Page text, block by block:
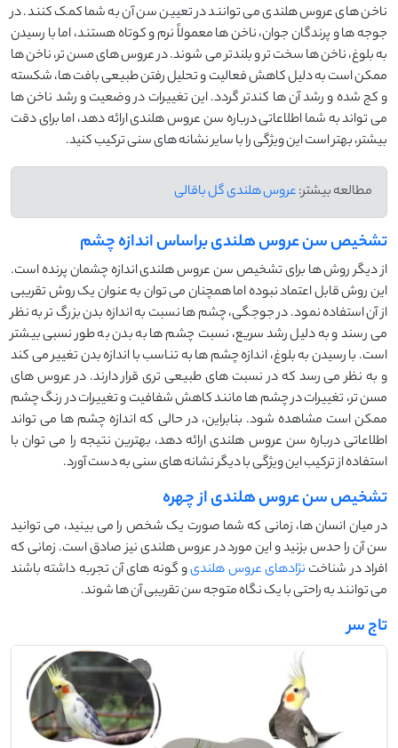
ناخن ‌های عروس هلندی می ‌توانند در تعیین سن آن به شما کمک کنند. در
جوجه ‌ها و پرندگان جوان، ناخن ‌ها معمولاً نرم و کوتاه هستند، اما با رسیدن
به بلوغ، ناخن ‌ها سخت ‌تر و بلندتر می ‌شوند. در عروس‌ های مسن‌ تر، ناخن ‌ها
ممکن است به دلیل کاهش فعالیت و تحلیل رفتن طبیعی بافت ‌ها، شکسته
و کج شده و رشد آن‌ ها کندتر گردد. این تغییرات در وضعیت و رشد ناخن‌ ها
می ‌تواند به شما اطلاعاتی درباره سن عروس هلندی ارائه دهد، اما برای دقت
بیشتر، بهتر است این ویژگی را با سایر نشانه‌ های سنی ترکیب کنید.
مطالعه بیشتر:عروس هلندی گل باقالی
تشخیص سن عروس هلندی براساس اندازه چشم
از دیگر روش ها برای تشخیص سن عروس هلندی اندازه چشمان پرنده است.
این روش قابل اعتماد نبوده اما همچنان می توان به عنوان یک روش تقریبی
از آن استفاده نمود. در جوجگی، چشم‌ ها نسبت به اندازه بدن بزرگ‌ تر به نظر
می ‌رسند و به دلیل رشد سریع، نسبت چشم‌ ها به بدن به طور نسبی بیشتر
است. با رسیدن به بلوغ، اندازه چشم ‌ها به تناسب با اندازه بدن تغییر می ‌کند
و به نظر می ‌رسد که در نسبت ‌های طبیعی ‌تری قرار دارند. در عروس ‌های
مسن ‌تر، تغییرات در چشم‌ ها مانند کاهش شفافیت و تغییرات در رنگ چشم
ممکن است مشاهده شود. بنابراین، در حالی که اندازه چشم ‌ها می ‌تواند
اطلاعاتی درباره سن عروس هلندی ارائه دهد، بهترین نتیجه را می ‌توان با
استفاده از ترکیب این ویژگی با دیگر نشانه‌ های سنی به دست آورد.
تشخیص سن عروس هلندی از چهره
در میان انسان ها، زمانی که شما صورت یک شخص را می بینید، می توانید
سن آن را حدس بزنید و این مورد در عروس هلندی نیز صادق است. زمانی که
افراد در شناختنژادهای عروس هلندیو گونه های آن تجربه داشته باشند
می توانند به راحتی با یک نگاه متوجه سن تقریبی آن ها شوند.
تاج سر